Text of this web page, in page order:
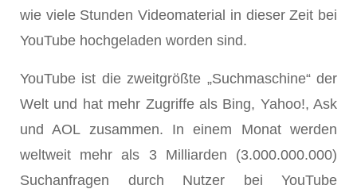
wie viele Stunden Videomaterial in dieser Zeit bei
YouTube hochgeladen worden sind.
YouTube ist die zweitgrößte „Suchmaschine“ der
Welt und hat mehr Zugriffe als Bing, Yahoo!, Ask
und AOL zusammen. In einem Monat werden
weltweit mehr als 3 Milliarden (3.000.000.000)
Suchanfragen durch Nutzer bei YouTube